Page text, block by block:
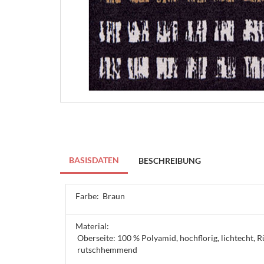
BASISDATEN BESCHREIBUNG
Farbe: Braun
Material:
Oberseite: 100 % Polyamid, hochflorig, lichtecht,
rutschhemmend